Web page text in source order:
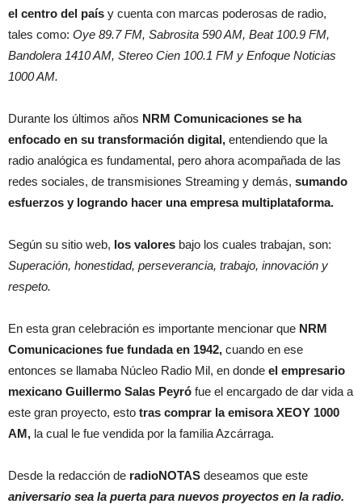
el centro del país y cuenta con marcas poderosas de radio,
tales como: Oye 89.7 FM, Sabrosita 590 AM, Beat 100.9 FM,
Bandolera 1410 AM, Stereo Cien 100.1 FM y Enfoque Noticias
1000 AM.
Durante los últimos años NRM Comunicaciones se ha
enfocado en su transformación digital, entendiendo que la
radio analógica es fundamental, pero ahora acompañada de las
redes sociales, de transmisiones Streaming y demás, sumando
esfuerzos y logrando hacer una empresa multiplataforma.
Según su sitio web, los valores bajo los cuales trabajan, son:
Superación, honestidad, perseverancia, trabajo, innovación y
respeto.
En esta gran celebración es importante mencionar que NRM
Comunicaciones fue fundada en 1942, cuando en ese
entonces se llamaba Núcleo Radio Mil, en donde el empresario
mexicano Guillermo Salas Peyró fue el encargado de dar vida a
este gran proyecto, esto tras comprar la emisora XEOY 1000
AM, la cual le fue vendida por la familia Azcárraga.
Desde la redacción de radioNOTAS deseamos que este
aniversario sea la puerta para nuevos proyectos en la radio.